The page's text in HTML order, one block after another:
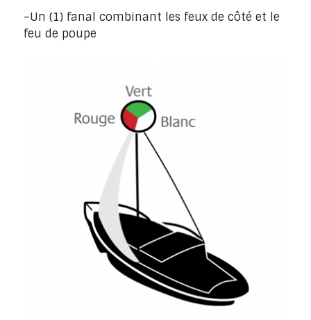
–Un (1) fanal combinant les feux de côté et le
feu de poupe